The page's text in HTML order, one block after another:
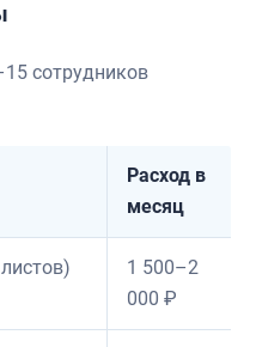
сотрудников
Расход в
месяц
1 500–2
000 ₽